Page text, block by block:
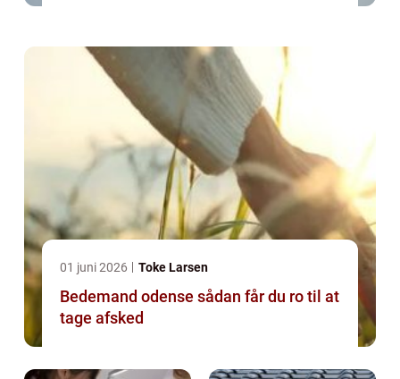
01 juni 2026 Toke Larsen
Bedemand odense sådan får du ro til at
tage afsked